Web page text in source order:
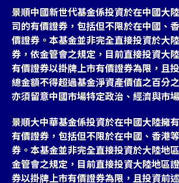
景順中國新世代基金係投資於在中國大
司的有價證券，包括但不限於在中國、
價證券。本基金並非完全直接投資於大
券，依金管會之規定，目前直接投資大
有價證券以掛牌上市有價證券為限，且
總金額不得超過基金淨資產價值之百分
亦須留意中國市場特定政治、經濟與市
景順大中華基金係投資於在中國大陸擁
有價證券，包括但不限於在中國、香港
券。本基金並非完全直接投資於大陸地
金管會之規定，目前直接投資大陸地區
券以掛牌上市有價證券為限，且投資前